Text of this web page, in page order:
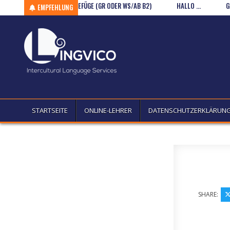
Skip to contentEMPFEHLUNG
FUNKTIONSVERBGEFÜGE (GR ODER WS/AB B2) HALLO …
STARTSEITE ONLINE-LEHRER
SHARE: